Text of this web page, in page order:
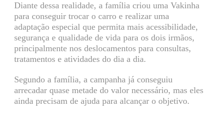
Diante dessa realidade, a família criou uma Vakinha
para conseguir trocar o carro e realizar uma
adaptação especial que permita mais acessibilidade,
segurança e qualidade de vida para os dois irmãos,
principalmente nos deslocamentos para consultas,
tratamentos e atividades do dia a dia.
Segundo a família, a campanha já conseguiu
arrecadar quase metade do valor necessário, mas eles
ainda precisam de ajuda para alcançar o objetivo.